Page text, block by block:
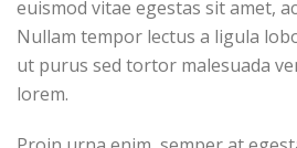
euismod vitae egestas sit amet,
Nullam tempor lectus a ligula
ut purus sed tortor malesuada
lorem.